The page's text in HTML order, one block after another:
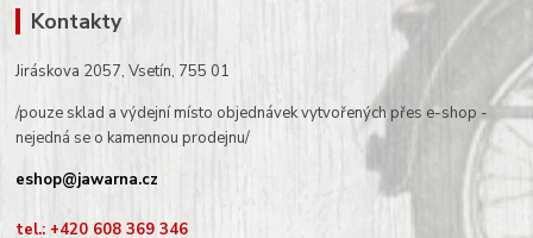
Kontakty
Jiráskova 2057, Vsetín, 755 01
/pouze sklad a výdejní místo objednávek vytvořených přes e-shop -
nejedná se o kamennou prodejnu/
eshop@jawarna.cz
tel.: +420 608 369 346